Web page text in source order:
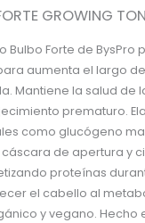
GROWING
Bulbo Forte de BysPro
aumenta el largo
Mantiene la salud de
prematuro.
como glucógeno
de apertura y
proteínas
el cabello al
y vegano. Hecho